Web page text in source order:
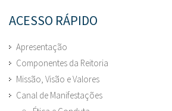
ACESSO RÁPIDO
Apresentação
Componentes da Reitoria
Missão, Visão e Valores
Canal de Manifestações